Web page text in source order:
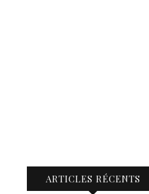
ARTICLES RÉCENTS